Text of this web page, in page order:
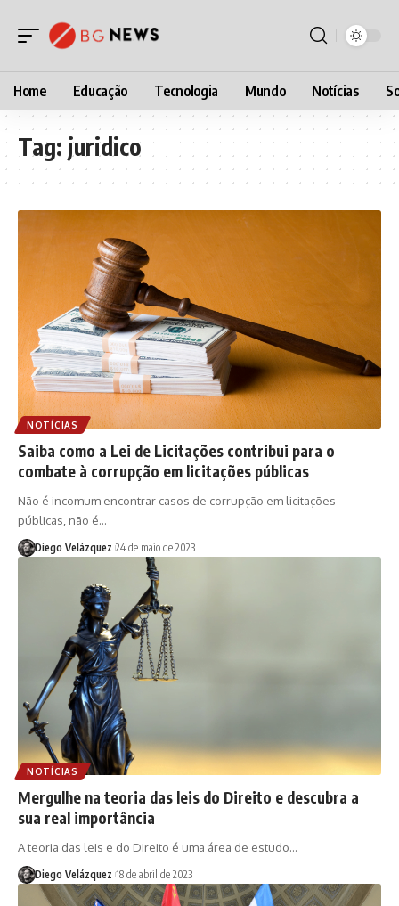
Home Educação Tecnologia Mundo Notícias
Tag: juridico
NOTÍCIAS
Saiba como a Lei de Licitações contribui para o
combate à corrupção em licitações públicas
Não é incomum encontrar casos de corrupção em licitações
públicas, não é…
Diego Velázquez 24 de maio de 2023
NOTÍCIAS
Mergulhe na teoria das leis do Direito e descubra a
sua real importância
A teoria das leis e do Direito é uma área de estudo…
Diego Velázquez 18 de abril de 2023